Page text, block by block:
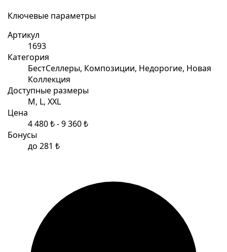
Ключевые параметры
Артикул
1693
Категория
БестСеллеры, Композиции, Недорогие, Новая
Коллекция
Доступные размеры
M, L, XXL
Цена
4 480 ₺ - 9 360 ₺
Бонусы
до 281 ₺